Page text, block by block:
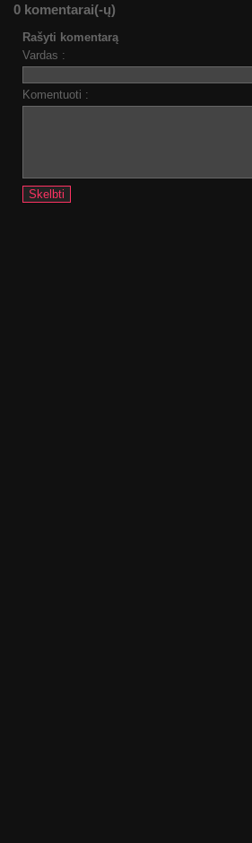
0 komentarai(-ų)
Rašyti komentarą
Vardas :
Komentuoti :